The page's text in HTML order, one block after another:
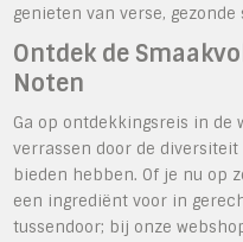
genieten van verse, gezonde
Ontdek de
Noten
Ga op ontdekkingsreis in de
verrassen door de
bieden hebben. Of je nu op
een ingrediënt voor in
tussendoor; bij onze